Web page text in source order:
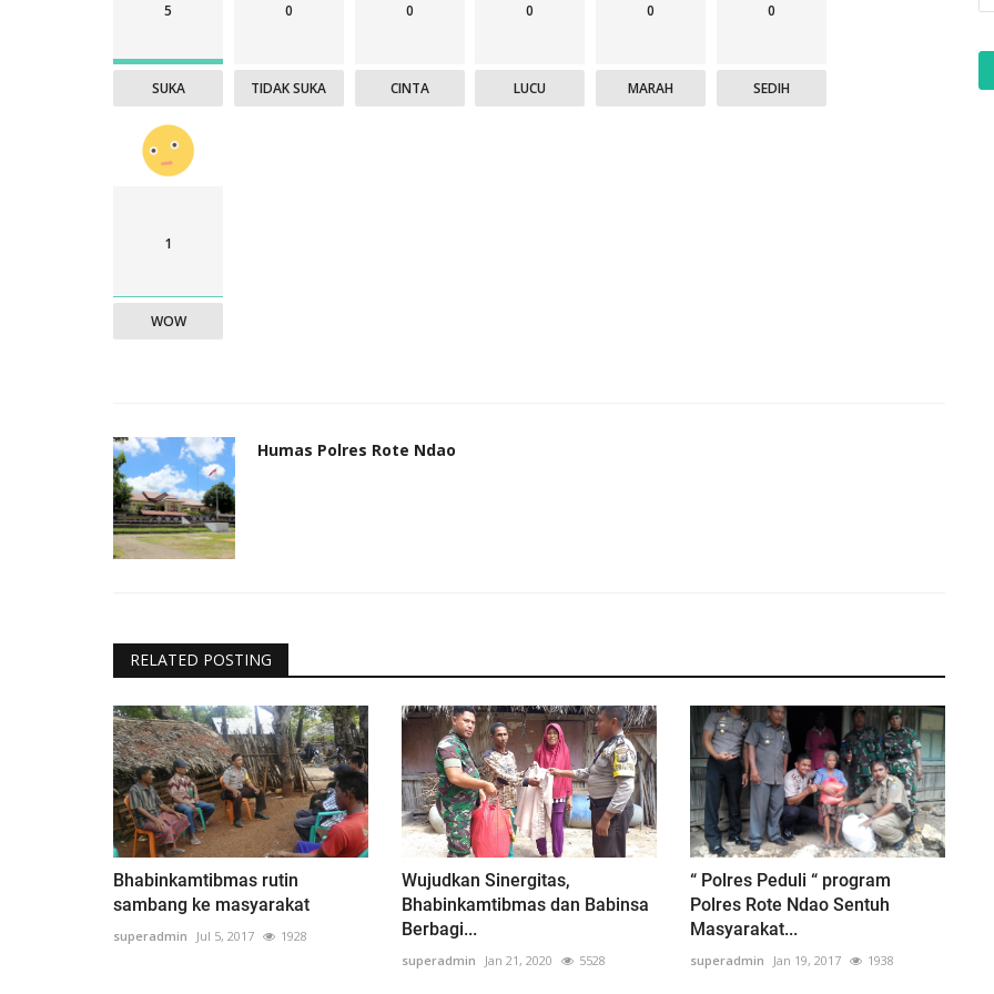
5
SUKA
0
TIDAK SUKA
0
CINTA
0
LUCU
0
MARAH
0
SEDIH
1
WOW
Humas Polres Rote Ndao
RELATED POSTING
Bhabinkamtibmas rutin
sambang ke masyarakat
superadmin Jul 5, 2017 1928
Wujudkan Sinergitas,
Bhabinkamtibmas dan Babinsa
Berbagi...
superadmin Jan 21, 2020 5528
“ Polres Peduli “ program
Polres Rote Ndao Sentuh
Masyarakat...
superadmin Jan 19, 2017 1938